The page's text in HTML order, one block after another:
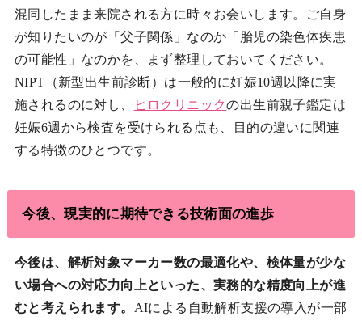
混同したまま来院される方に時々お会いします。ご自身
が知りたいのが「父子関係」なのか「胎児の染色体疾患
の可能性」なのかを、まず整理しておいてください。
NIPT（新型出生前診断）は一般的に妊娠10週以降に実
施されるのに対し、
ヒロクリニックの出生前親子鑑定は
妊娠6週から検査を受けられる点も、目的の違いに関連
する特徴のひとつです。
今後、現実的に期待できる技術面の進歩
今後は、解析対象マーカー数の最適化や、検体量が少な
い場合への対応力向上といった、実務的な精度向上が進
むと考えられます。 AIによる自動解析支援の導入が一部